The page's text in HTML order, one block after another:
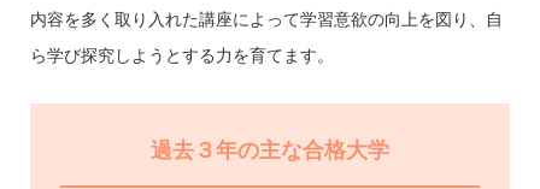
内容を多く取り入れた講座によって学習意欲の向上を図り、自
ら学び探究しようとする力を育てます。
過去３年の主な合格大学